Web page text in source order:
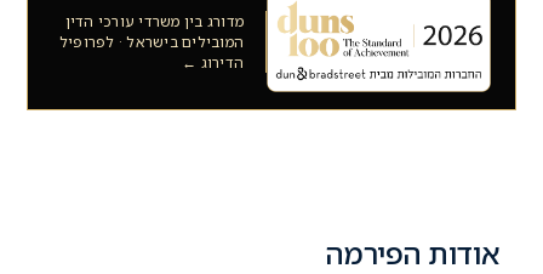
מדורג בין משרדי עורכי הדין
המובילים בישראל · לפרופיל
הדירוג ←
אודות הפירמה